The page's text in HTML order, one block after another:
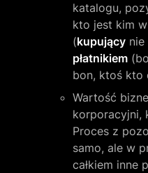
katalogu,
kto jest kim
(kupujący nie
płatnikiem
bon, ktoś kto
Wartość
korporacyjni,
Proces z
samo, ale w
całkiem inne